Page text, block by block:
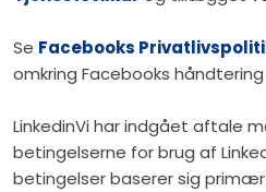
Se Facebooks
omkring Facebooks
LinkedinVi har indgået aftale
betingelserne for brug af
betingelser baserer sig